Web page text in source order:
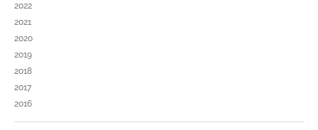
2022
2021
2020
2019
2018
2017
2016